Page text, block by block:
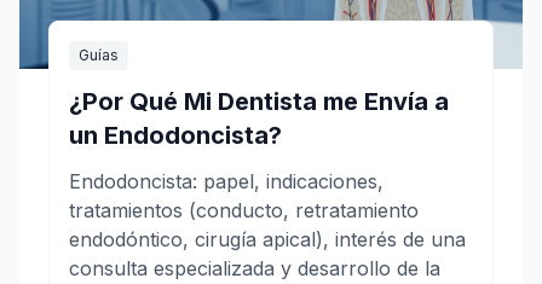
Guías
¿Por Qué Mi Dentista me Envía a
un Endodoncista?
Endodoncista: papel, indicaciones,
tratamientos (conducto, retratamiento
endodóntico, cirugía apical), interés de una
consulta especializada y desarrollo de la